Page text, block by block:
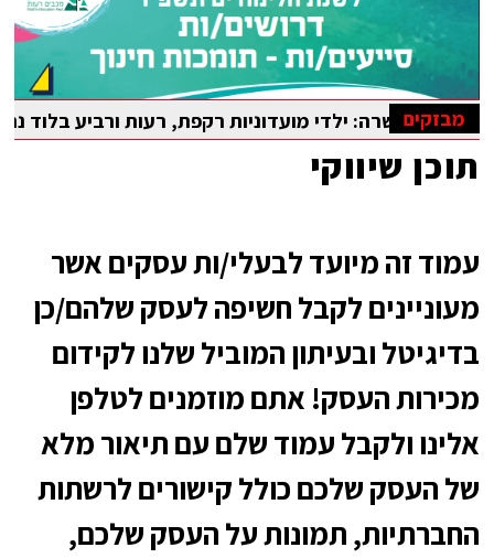
מבזקים
מועדוניות רקפת, רעות ורביע בלוד נהנו מקייטנת קיץ
במתמטיקה
תוכן שיווקי
עמוד זה מיועד לבעלי/ות עסקים אשר
מעוניינים לקבל חשיפה לעסק שלהם/כן
בדיגיטל ובעיתון המוביל שלנו לקידום
מכירות העסק! אתם מוזמנים לטלפן
אלינו ולקבל עמוד שלם עם תיאור מלא
של העסק שלכם כולל קישורים לרשתות
החברתיות, תמונות על העסק שלכם,